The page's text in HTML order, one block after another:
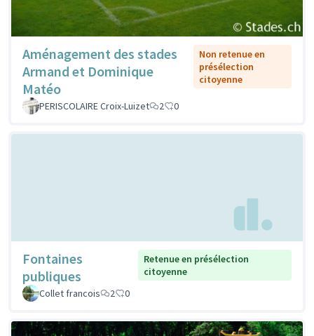
Aménagement des stades
Armand et Dominique
Matéo
Non retenue en
présélection
citoyenne
PERISCOLAIRE Croix-Luizet 2 0
Fontaines
publiques
Retenue en présélection
citoyenne
Collet francois
2 0